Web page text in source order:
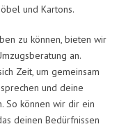
und Kartons.
zu können, bieten wir
an.
Zeit, um gemeinsam
und deine
So können wir dir ein
deinen Bedürfnissen